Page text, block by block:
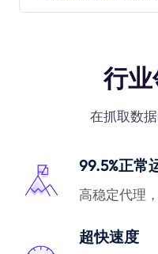
行
在抓取数
99.5%正常
高稳定代理
超快速度